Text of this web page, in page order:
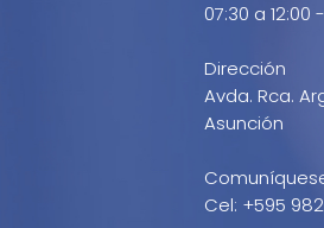
07:30 a 12:00
Dirección
Avda. Rca.
Asunción
Cel: +595